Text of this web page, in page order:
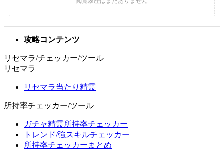
攻略コンテンツ
リセマラ/チェッカー/ツール
リセマラ
リセマラ当たり精霊
所持率チェッカー/ツール
ガチャ精霊所持率チェッカー
トレンド/強スキルチェッカー
所持率チェッカーまとめ